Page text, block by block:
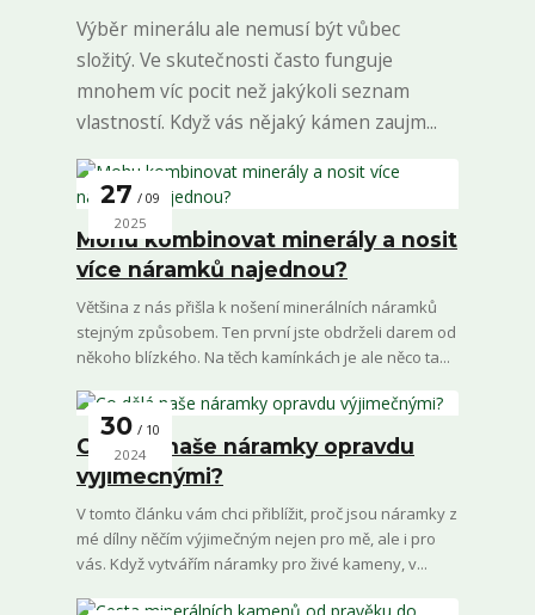
Výběr minerálu ale nemusí být vůbec
složitý. Ve skutečnosti často funguje
mnohem víc pocit než jakýkoli seznam
vlastností. Když vás nějaký kámen zaujm...
27 09
2025
Mohu kombinovat minerály a nosit
více náramků najednou?
Většina z nás přišla k nošení minerálních náramků
stejným způsobem. Ten první jste obdrželi darem od
někoho blízkého. Na těch kamínkách je ale něco ta...
30 10
2024
Co dělá naše náramky opravdu
výjimečnými?
V tomto článku vám chci přiblížit, proč jsou náramky z
mé dílny něčím výjimečným nejen pro mě, ale i pro
vás. Když vytvářím náramky pro živé kameny, v...